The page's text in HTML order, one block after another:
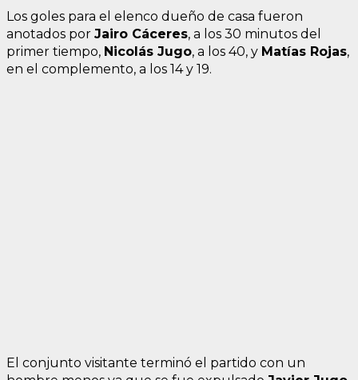
Los goles para el elenco dueño de casa fueron
anotados por Jairo Cáceres, a los 30 minutos del
primer tiempo, Nicolás Jugo, a los 40, y Matías Rojas,
en el complemento, a los 14 y 19.
El conjunto visitante terminó el partido con un